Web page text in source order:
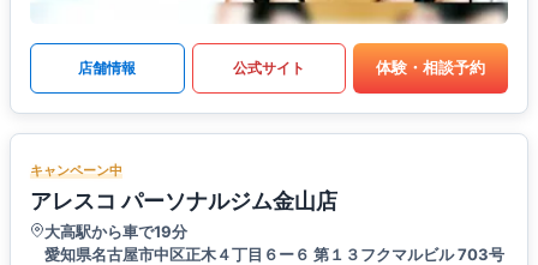
店舗情報 公式サイト 体験・相談予約
キャンペーン中
アレスコ パーソナルジム金山店
大高駅から車で19分
愛知県名古屋市中区正木４丁目６ー６ 第１３フクマルビル 703号